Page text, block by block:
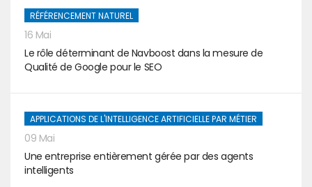
RÉFÉRENCEMENT NATUREL
16 Mai
Le rôle déterminant de Navboost dans la mesure de
Qualité de Google pour le SEO
APPLICATIONS DE L'INTELLIGENCE ARTIFICIELLE PAR MÉTIER
09 Mai
Une entreprise entièrement gérée par des agents
intelligents